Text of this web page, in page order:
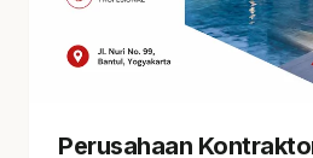
Perusahaan